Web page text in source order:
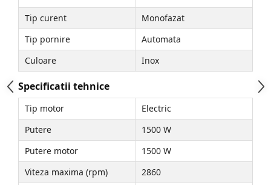
Zdrobitoare struguri, fructe si
legume
Generatoare și Motoare
Motoare
Motoare electrice
Motoare pe benzina
Generatoare
Pachete
Set chei, tubulare, truse chei
Tip curent
Monofazat
Tip pornire
Automata
Culoare
Inox
Specificatii tehnice
Tip motor
Electric
Putere
1500 W
Putere motor
1500 W
Viteza maxima (rpm)
2860